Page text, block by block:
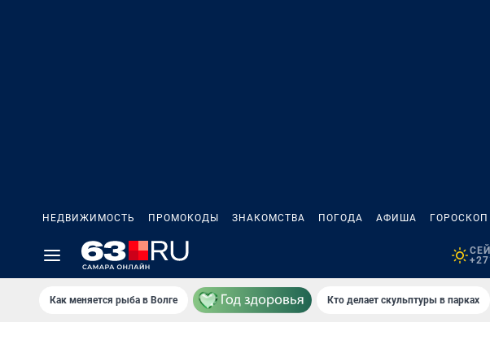
НЕДВИЖИМОСТЬ ПРОМОКОДЫ ЗНАКОМСТВА ПОГОДА АФИША ГОРОСКОП
Как меняется рыба в Волге Кто делает скульптуры в парках